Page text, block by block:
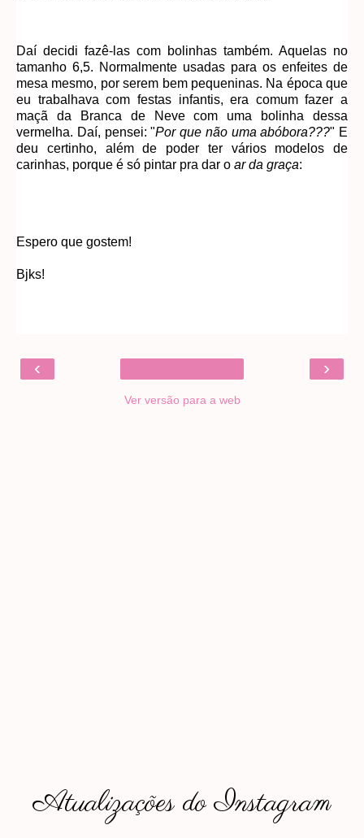
Daí decidi fazê-las com bolinhas também. Aquelas no
tamanho 6,5. Normalmente usadas para os enfeites de
mesa mesmo, por serem bem pequeninas. Na época que
eu trabalhava com festas infantis, era comum fazer a
maçã da Branca de Neve com uma bolinha dessa
vermelha. Daí, pensei: "Por que não uma abóbora???" E
deu certinho, além de poder ter vários modelos de
carinhas, porque é só pintar pra dar o ar da graça:
Espero que gostem!
Bjks!
‹ ›
Ver versão para a web
Atualizações do Instagram